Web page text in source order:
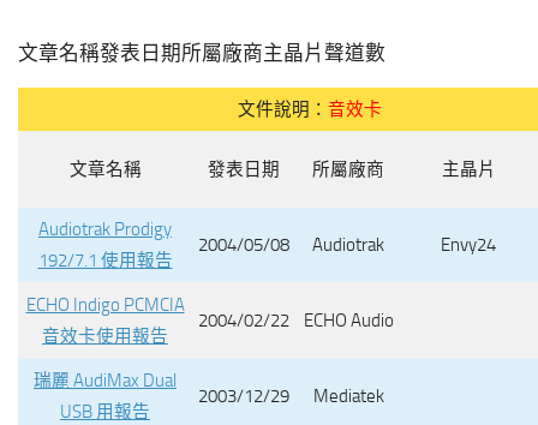
文章名稱發表日期所屬廠商主晶片聲道數
文件說明： 音效卡
文章名稱 發表日期 所屬廠商 主晶片
Audiotrak Prodigy
192/7.1 使用報告
2004/05/08 Audiotrak Envy24
ECHO Indigo PCMCIA
音效卡使用報告
2004/02/22 ECHO Audio
瑞麗 AudiMax Dual
USB 用報告
2003/12/29 Mediatek